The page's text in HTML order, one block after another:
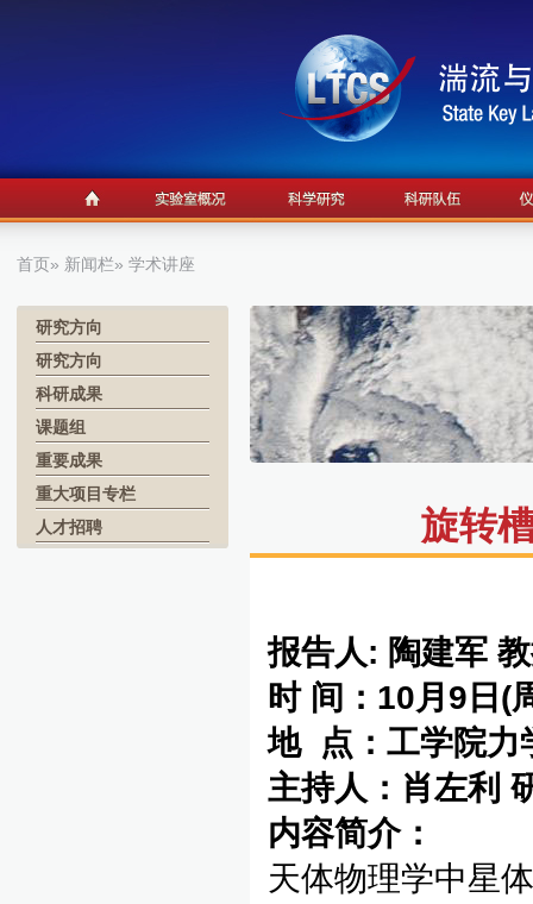
首页» 新闻栏» 学术讲座
研究方向
研究方向
科研成果
课题组
重要成果
重大项目专栏
人才招聘
旋转
报告人: 陶建军
时 间：10月9日(
地 点：工学院力
主持人：肖左利
内容简介：
天体物理学中星